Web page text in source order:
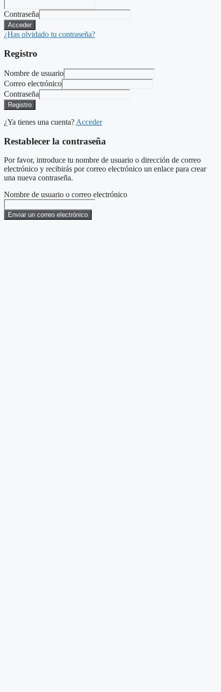
Contraseña
Acceder
¿Has olvidado tu contraseña?
Registro
Nombre de usuario
Correo electrónico
Contraseña
Registro
¿Ya tienes una cuenta? Acceder
Restablecer la contraseña
Por favor, introduce tu nombre de usuario o dirección de correo
electrónico y recibirás por correo electrónico un enlace para crear
una nueva contraseña.
Nombre de usuario o correo electrónico
Enviar un correo electrónico